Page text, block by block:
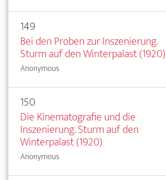
149
Bei den Proben zur Inszenierung.
Sturm auf den Winterpalast (1920)
Anonymous
150
Die Kinematografie und die
Inszenierung. Sturm auf den
Winterpalast (1920)
Anonymous